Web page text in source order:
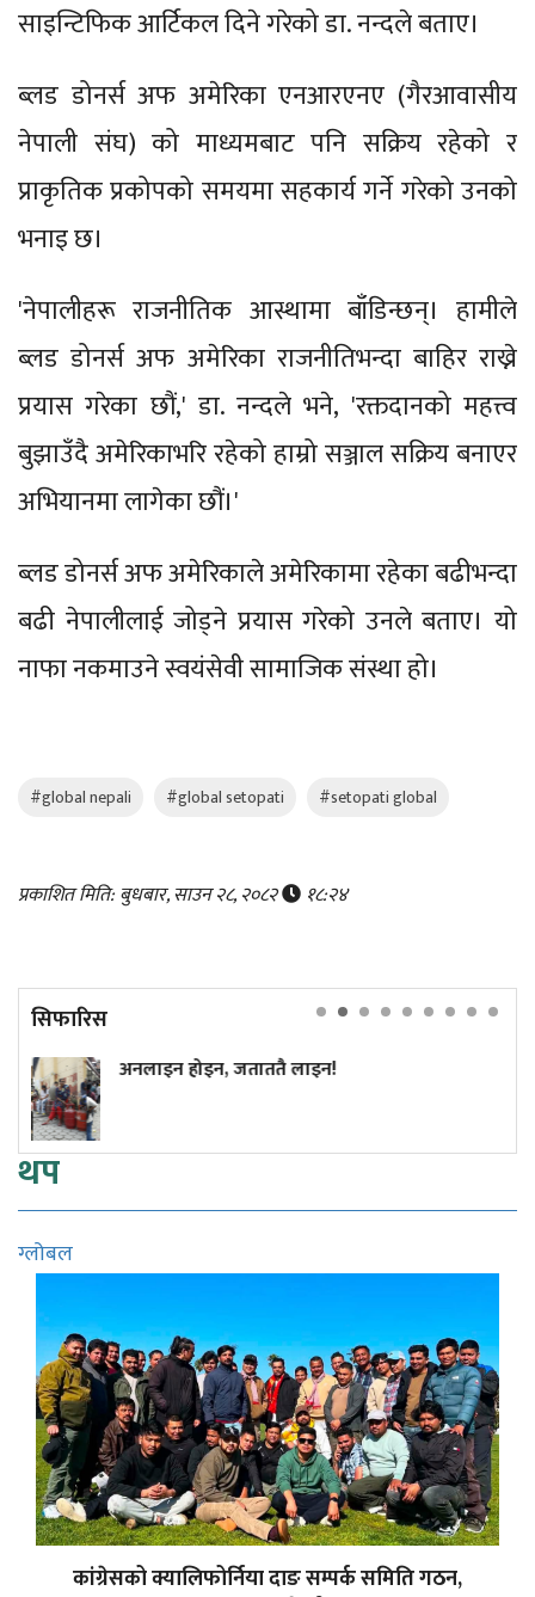
साइन्टिफिक आर्टिकल दिने गरेको डा. नन्दले बताए।
ब्लड डोनर्स अफ अमेरिका एनआरएनए (गैरआवासीय
नेपाली संघ) को माध्यमबाट पनि सक्रिय रहेको र
प्राकृतिक प्रकोपको समयमा सहकार्य गर्ने गरेको उनको
भनाइ छ।
'नेपालीहरू राजनीतिक आस्थामा बाँडिन्छन्। हामीले
ब्लड डोनर्स अफ अमेरिका राजनीतिभन्दा बाहिर राख्ने
प्रयास गरेका छौं,' डा. नन्दले भने, 'रक्तदानको महत्त्व
बुझाउँदै अमेरिकाभरि रहेको हाम्रो सञ्जाल सक्रिय बनाएर
अभियानमा लागेका छौं।'
ब्लड डोनर्स अफ अमेरिकाले अमेरिकामा रहेका बढीभन्दा
बढी नेपालीलाई जोड्ने प्रयास गरेको उनले बताए। यो
नाफा नकमाउने स्वयंसेवी सामाजिक संस्था हो।
#global nepali #global setopati #setopati global
प्रकाशित मिति: बुधबार, साउन २८, २०८२ १८:२४
सिफारिस
अमेरिकी खुफिया रिपोर्ट–
थप
ग्लोबल
कांग्रेसको क्यालिफोर्निया दाङ सम्पर्क समिति गठन,